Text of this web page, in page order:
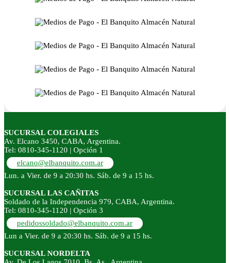
SUCURSAL COLEGIALES
Av. Elcano 3450, CABA, Argentina.
Tel: 0810-345-1120 | Opción 1
elcano@elbanquito.com.ar
Lun. a Vier. de 9 a 20:30 hs. Sáb. de 9 a 15 hs.
SUCURSAL LAS CAÑITAS
Soldado de la Independencia 979, CABA, Argentina.
Tel: 0810-345-1120 | Opción 3
pedidossoldado@elbanquito.com.ar
Lun a Vier. de 9 a 20:30 hs. Sáb. de 9 a 15 hs.
SUCURSAL NORDELTA